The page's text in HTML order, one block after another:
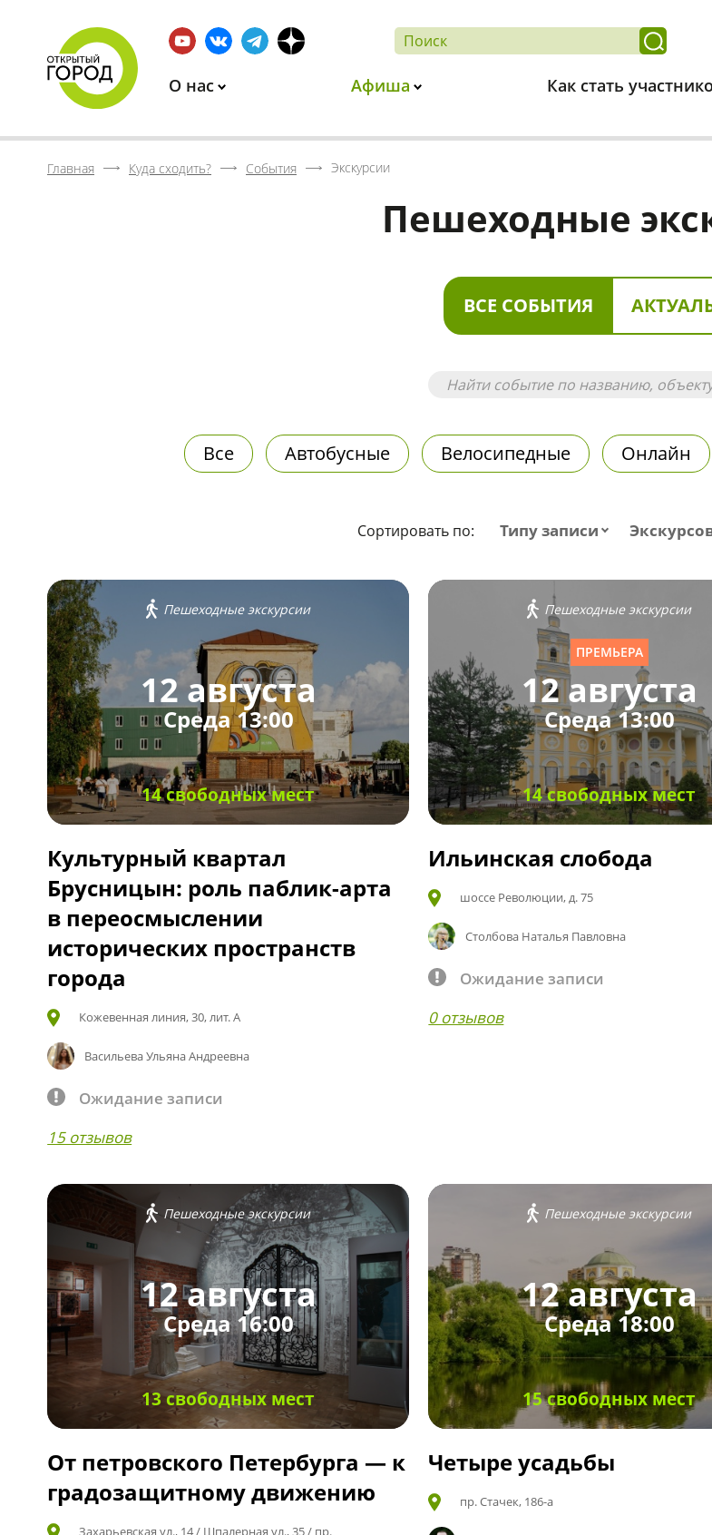
О нас Афиша Как стать
Главная Куда сходить? События Экскурсии
Пешеходные
ВСЕ СОБЫТИЯ
Все Автобусные Велосипедные Онлайн
Сортировать по: Типу записи
Пешеходные экскурсии
12 августа
Среда 13:00
14 свободных мест
Культурный квартал
Брусницын: роль паблик-арта
в переосмыслении
исторических пространств
города
Кожевенная линия, 30, лит. А
Васильева Ульяна Андреевна
Ожидание записи
15 отзывов
Пешеходные экскурсии
ПРЕМЬЕРА
12 августа
Среда 13:00
14 свободных мест
Ильинская слобода
шоссе Революции, д. 75
Столбова Наталья Павловна
Ожидание записи
0 отзывов
Пешеходные экскурсии
12 августа
Среда 16:00
13 свободных мест
От петровского Петербурга — к
градозащитному движению
Захарьевская ул., 14 / Шпалерная ул., 35 / пр.
Пешеходные экскурсии
12 августа
Среда 18:00
15 свободных мест
Четыре усадьбы
пр. Стачек, 186-а